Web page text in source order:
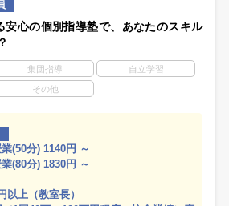
安心の個別指導塾で、あなたのスキル
集団指導 自立学習
その他
(50分) 1140円 ～
(80分) 1830円 ～
以上（教室長）